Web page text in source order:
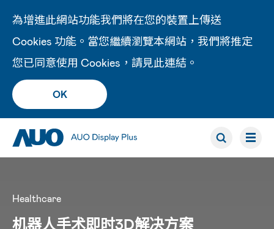
為增進此網站功能我們將在您的裝置上傳送
Cookies 功能。當您繼續瀏覽本網站，我們將推定
您已同意使用 Cookies，請見此連結 。
OK
Healthcare
机器人手术即时3D解决方案